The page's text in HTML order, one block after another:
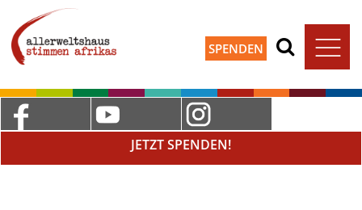
SPENDEN
JETZT SPENDEN!